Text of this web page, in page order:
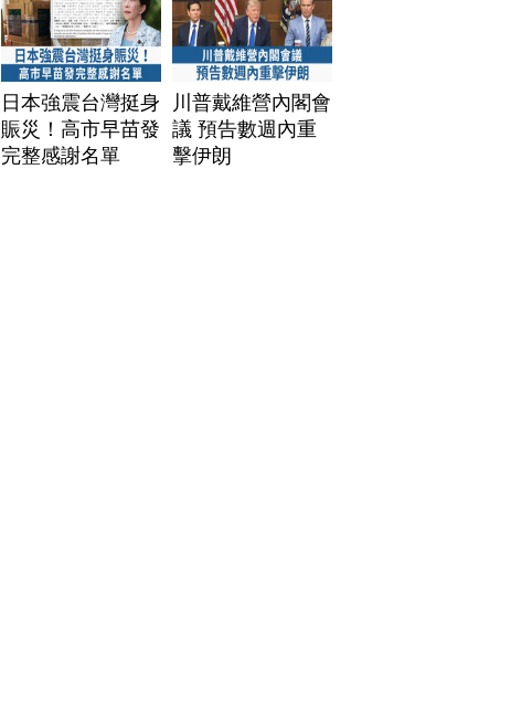
日本強震台灣挺身
賑災！高市早苗發
完整感謝名單
川普戴維營內閣會
議 預告數週內重
擊伊朗